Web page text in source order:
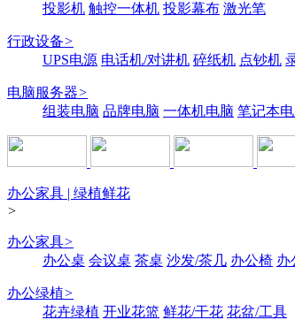
投影机 触控一体机 投影幕布 激光笔
行政设备>
UPS电源 电话机/对讲机 碎纸机 点钞机
电脑服务器>
组装电脑 品牌电脑 一体机电脑 笔记本
办公家具 | 绿植鲜花
>
办公家具>
办公桌 会议桌 茶桌 沙发/茶几 办公椅 办
办公绿植>
花卉绿植 开业花篮 鲜花/干花 花盆/工具